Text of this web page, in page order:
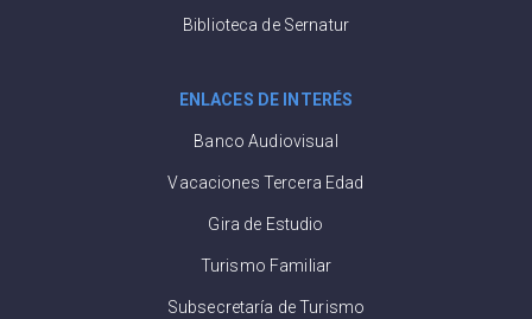
Biblioteca de Sernatur
ENLACES DE INTERÉS
Banco Audiovisual
Vacaciones Tercera Edad
Gira de Estudio
Turismo Familiar
Subsecretaría de Turismo